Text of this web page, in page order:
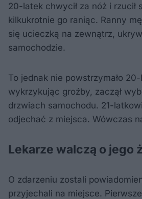
20-latek chwycił za nóż i rzucił
kilkukrotnie go raniąc. Ranny
się ucieczką na zewnątrz,
samochodzie.
To jednak nie powstrzymało
wykrzykując groźby, zaczął
drzwiach samochodu. 21-
odjechać z miejsca. Wówczas
Lekarze walczą o jego
O zdarzeniu zostali
przyjechali na miejsce.